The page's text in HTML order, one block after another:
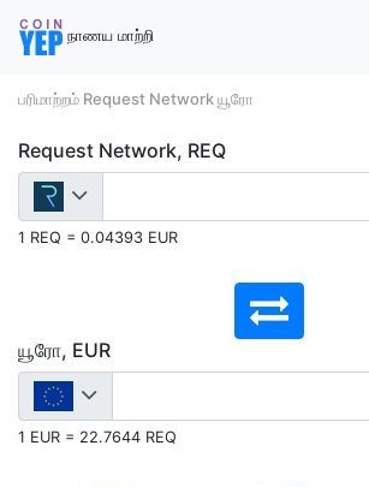
நாணய மாற்றி
பரிமாற்றம் Request Network யூரோ
Request Network, REQ
1 REQ = 0.04393 EUR
யூரோ, EUR
1 EUR = 22.7644 REQ